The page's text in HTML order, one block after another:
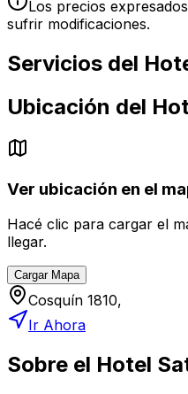
Los precios
sufrir modificaciones.
Servicios del
Ubicación del
Ver ubicación en el
Hacé clic para cargar el
llegar.
Cargar Mapa
Cosquín 1810,
Ir Ahora
Sobre el Hotel